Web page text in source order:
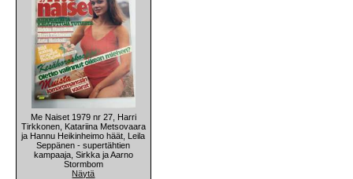
Me Naiset 1979 nr 27, Harri
Tirkkonen, Katariina Metsovaara
ja Hannu Heikinheimo häät, Leila
Seppänen - supertähtien
kampaaja, Sirkka ja Aarno
Stormbom
Näytä